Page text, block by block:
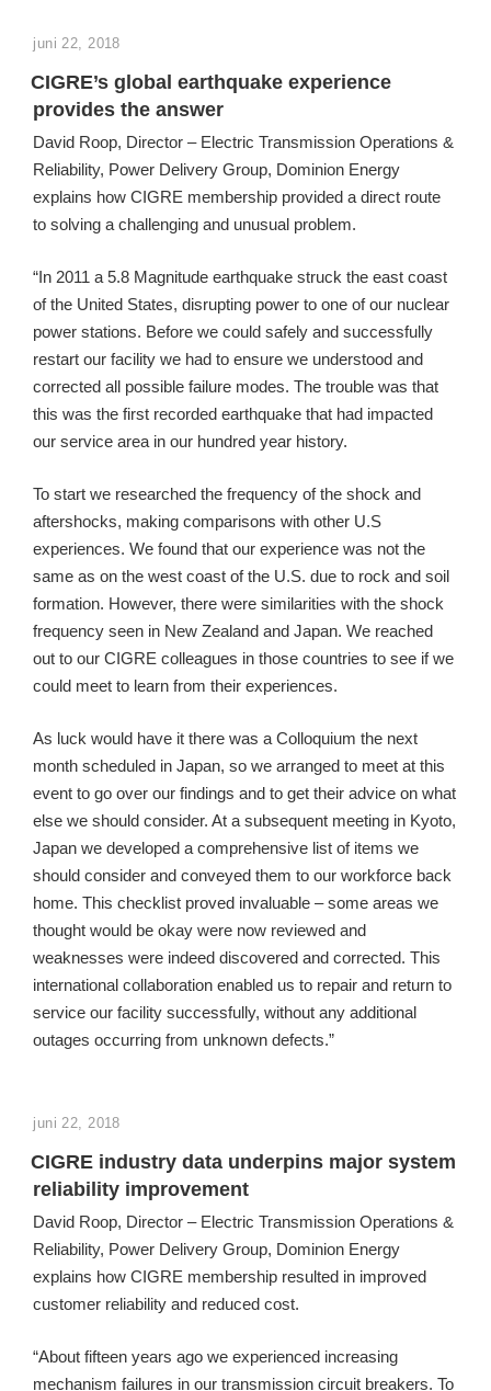
GEPLAATST
juni 22, 2018
CIGRE’s global earthquake experience
provides the answer
David Roop, Director – Electric Transmission Operations &
Reliability, Power Delivery Group, Dominion Energy
explains how CIGRE membership provided a direct route
to solving a challenging and unusual problem.
“In 2011 a 5.8 Magnitude earthquake struck the east coast
of the United States, disrupting power to one of our nuclear
power stations. Before we could safely and successfully
restart our facility we had to ensure we understood and
corrected all possible failure modes. The trouble was that
this was the first recorded earthquake that had impacted
our service area in our hundred year history.
To start we researched the frequency of the shock and
aftershocks, making comparisons with other U.S
experiences. We found that our experience was not the
same as on the west coast of the U.S. due to rock and soil
formation. However, there were similarities with the shock
frequency seen in New Zealand and Japan. We reached
out to our CIGRE colleagues in those countries to see if we
could meet to learn from their experiences.
As luck would have it there was a Colloquium the next
month scheduled in Japan, so we arranged to meet at this
event to go over our findings and to get their advice on what
else we should consider. At a subsequent meeting in Kyoto,
Japan we developed a comprehensive list of items we
should consider and conveyed them to our workforce back
home. This checklist proved invaluable – some areas we
thought would be okay were now reviewed and
weaknesses were indeed discovered and corrected. This
international collaboration enabled us to repair and return to
service our facility successfully, without any additional
outages occurring from unknown defects.”
GEPLAATST
juni 22, 2018
CIGRE industry data underpins major system
reliability improvement
David Roop, Director – Electric Transmission Operations &
Reliability, Power Delivery Group, Dominion Energy
explains how CIGRE membership resulted in improved
customer reliability and reduced cost.
“About fifteen years ago we experienced increasing
mechanism failures in our transmission circuit breakers. To